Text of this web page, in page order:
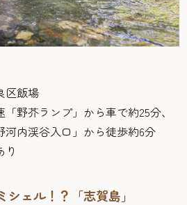
区飯場
野芥ランプ」から車で約25分、
河内渓谷入口」から徒歩約6分
り
ェル！？「志賀島」